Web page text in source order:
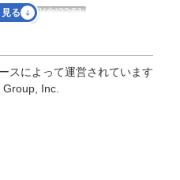
8月7日(金)22:51
る
スによって運営されています
Inc.